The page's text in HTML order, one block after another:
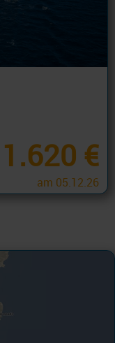
1.620 €
am 05.12.26